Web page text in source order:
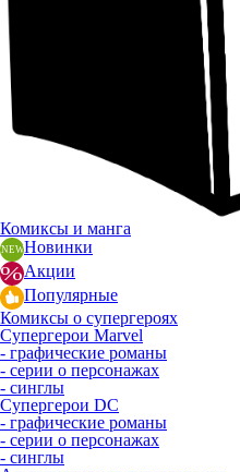
Комиксы и манга
Новинки
Акции
Популярные
Комиксы о супергероях
Супергерои Marvel
- графические романы
- серии о персонажах
- синглы
Супергерои DC
- графические романы
- серии о персонажах
- синглы